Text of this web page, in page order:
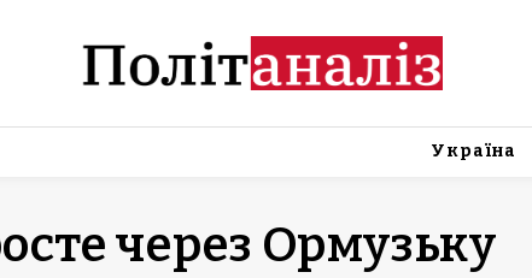
Україна
через Ормузьку